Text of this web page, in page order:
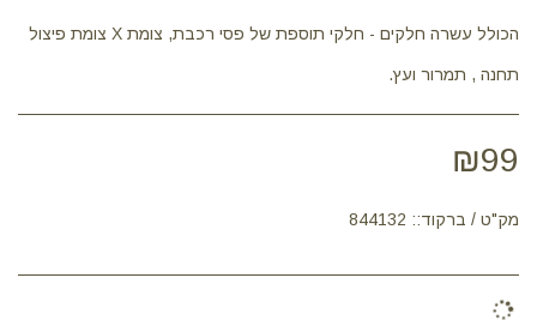
תחנה , תמרור ועץ.
₪99
מק"ט / ברקוד:: 844132